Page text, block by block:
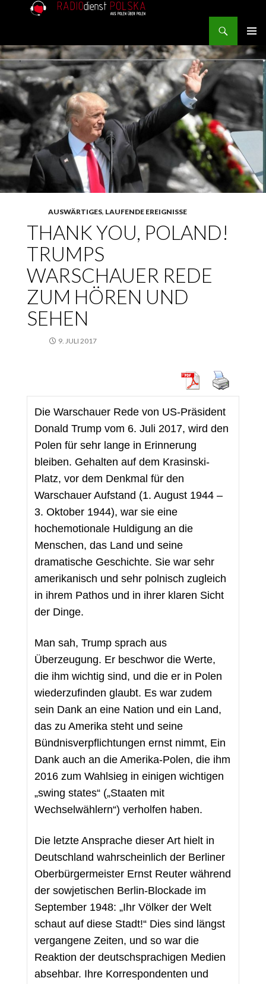
MENU
AUSWÄRTIGES, LAUFENDE EREIGNISSE
THANK YOU, POLAND!
TRUMPS
WARSCHAUER REDE
ZUM HÖREN UND
SEHEN
9. JULI 2017
Die Warschauer Rede von US-Präsident
Donald Trump vom 6. Juli 2017, wird den
Polen für sehr lange in Erinnerung
bleiben. Gehalten auf dem Krasinski-
Platz, vor dem Denkmal für den
Warschauer Aufstand (1. August 1944 –
3. Oktober 1944), war sie eine
hochemotionale Huldigung an die
Menschen, das Land und seine
dramatische Geschichte. Sie war sehr
amerikanisch und sehr polnisch zugleich
in ihrem Pathos und in ihrer klaren Sicht
der Dinge.
Man sah, Trump sprach aus
Überzeugung. Er beschwor die Werte,
die ihm wichtig sind, und die er in Polen
wiederzufinden glaubt. Es war zudem
sein Dank an eine Nation und ein Land,
das zu Amerika steht und seine
Bündnisverpflichtungen ernst nimmt, Ein
Dank auch an die Amerika-Polen, die ihm
2016 zum Wahlsieg in einigen wichtigen
„swing states“ („Staaten mit
Wechselwählern“) verholfen haben.
Die letzte Ansprache dieser Art hielt in
Deutschland wahrscheinlich der Berliner
Oberbürgermeister Ernst Reuter während
der sowjetischen Berlin-Blockade im
September 1948: „Ihr Völker der Welt
schaut auf diese Stadt!“ Dies sind längst
vergangene Zeiten, und so war die
Reaktion der deutschsprachigen Medien
absehbar. Ihre Korrespondenten und